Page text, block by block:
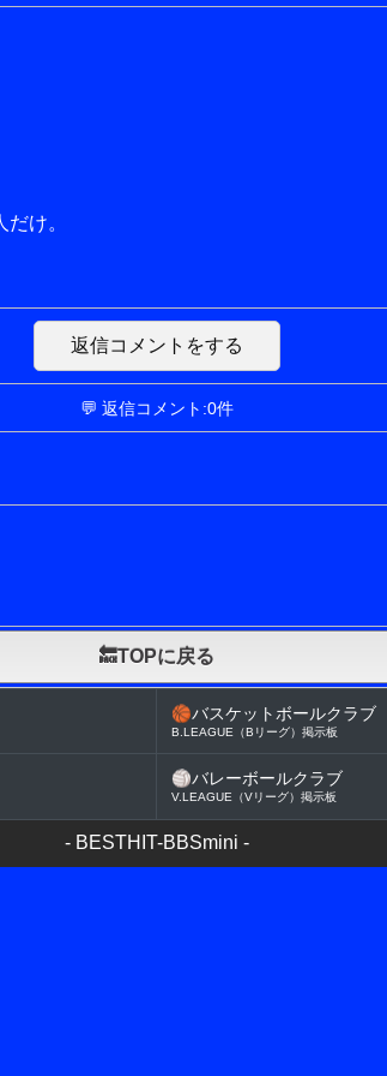
け。
返信コメントをする
💬 返信コメント:0件
🔙TOPに戻る
🏀バスケットボールクラブ
B.LEAGUE（Bリーグ）掲示板
🏐バレーボールクラブ
V.LEAGUE（Vリーグ）掲示板
- BESTHIT-BBSmini -